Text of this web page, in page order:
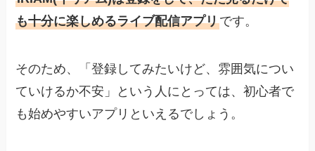
も十分に楽しめるライブ配信アプリです。
そのため、「登録してみたいけど、雰囲気につい
ていけるか不安」という人にとっては、初心者で
も始めやすいアプリといえるでしょう。